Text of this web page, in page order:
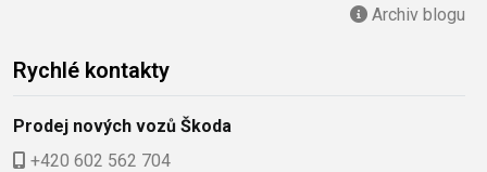
Archiv blogu
Rychlé kontakty
Prodej nových vozů Škoda
+420 602 562 704